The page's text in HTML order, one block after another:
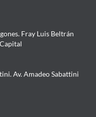
Fray Luis Beltrán
Av. Amadeo Sabattini